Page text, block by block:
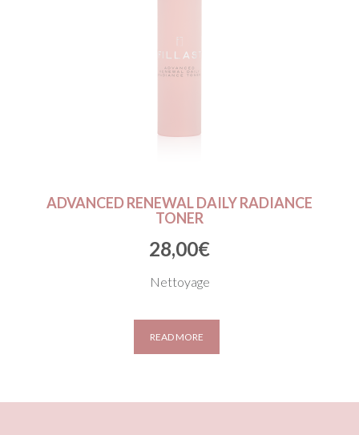
ADVANCED RENEWAL DAILY RADIANCE
TONER
28,00€
Nettoyage
READ MORE